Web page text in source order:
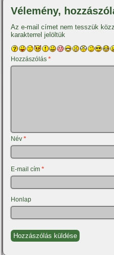
Vélemény,
Az e-mail címet nem tesszük
karakterrel jelöltük
Hozzászólás*
Név*
E-mail cím*
Honlap